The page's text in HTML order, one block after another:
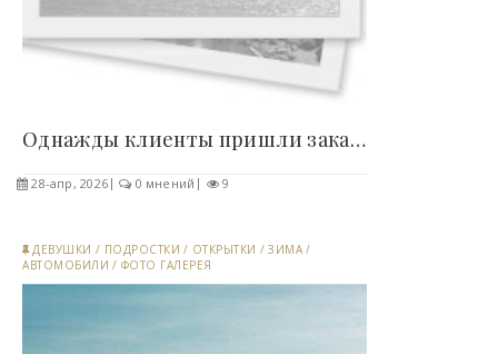
Однажды клиенты пришли заказывать кухню со своим..
28-апр, 2026 0 мнений 9
ДЕВУШКИ / ПОДРОСТКИ / ОТКРЫТКИ /ЗИМА /
АВТОМОБИЛИ / ФОТО ГАЛЕРЕЯ